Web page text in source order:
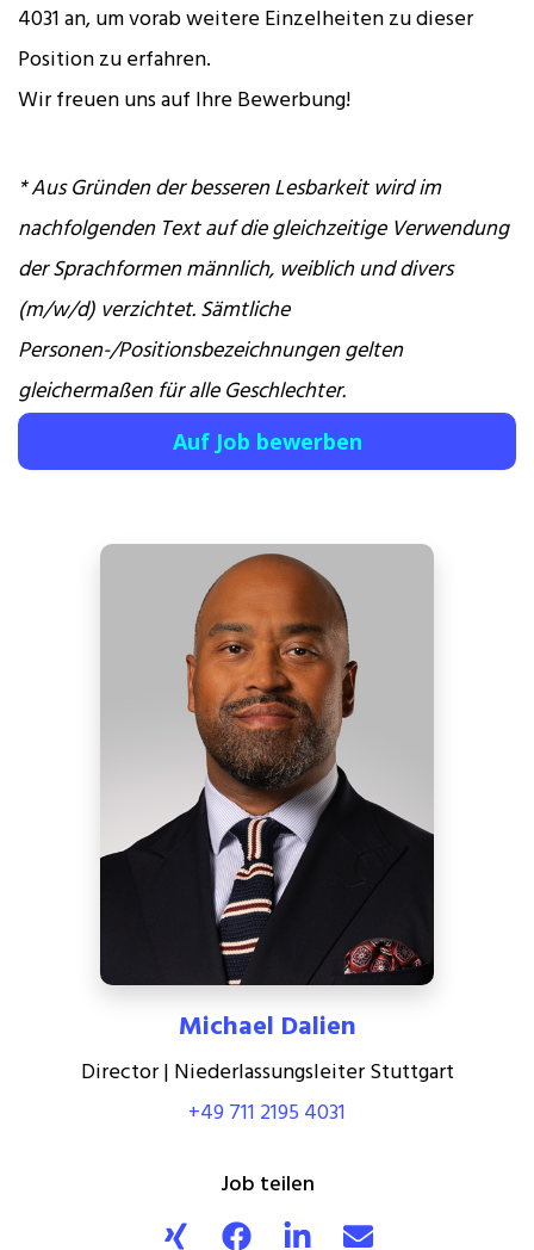
4031 an, um vorab weitere Einzelheiten zu dieser
Position zu erfahren.
Wir freuen uns auf Ihre Bewerbung!
* Aus Gründen der besseren Lesbarkeit wird im
nachfolgenden Text auf die gleichzeitige Verwendung
der Sprachformen männlich, weiblich und divers
(m/w/d) verzichtet. Sämtliche
Personen-/Positionsbezeichnungen gelten
gleichermaßen für alle Geschlechter.
Auf Job bewerben
Michael Dalien
Director | Niederlassungsleiter Stuttgart
+49 711 2195 4031
Job teilen